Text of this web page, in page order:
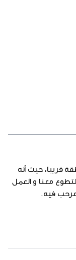
قريبا، حيث أنه
معنا و العمل
فيه.